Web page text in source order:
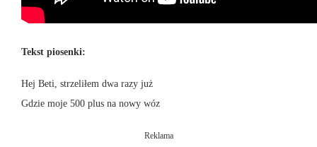
Tekst piosenki:
Hej Beti, strzeliłem dwa razy już
Gdzie moje 500 plus na nowy wóz
Reklama